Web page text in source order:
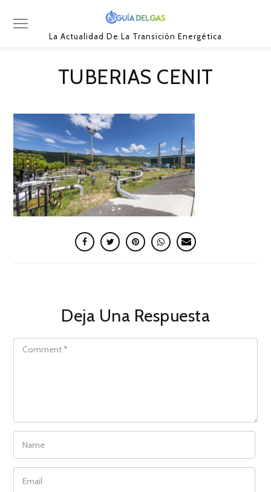
La Actualidad De La Transición Energética
TUBERIAS CENIT
Deja Una Respuesta
COMMENT
NAME
EMAIL